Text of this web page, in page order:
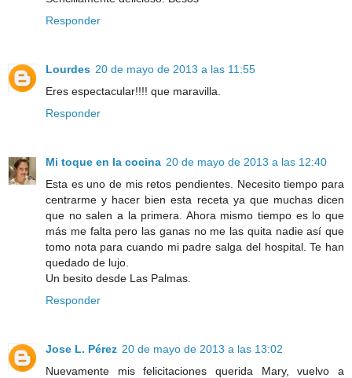
Responder
Lourdes 20 de mayo de 2013 a las 11:55
Eres espectacular!!!! que maravilla.
Responder
Mi toque en la cocina 20 de mayo de 2013 a las 12:40
Esta es uno de mis retos pendientes. Necesito tiempo para
centrarme y hacer bien esta receta ya que muchas dicen
que no salen a la primera. Ahora mismo tiempo es lo que
más me falta pero las ganas no me las quita nadie así que
tomo nota para cuando mi padre salga del hospital. Te han
quedado de lujo.
Un besito desde Las Palmas.
Responder
Jose L. Pérez 20 de mayo de 2013 a las 13:02
Nuevamente mis felicitaciones querida Mary, vuelvo a